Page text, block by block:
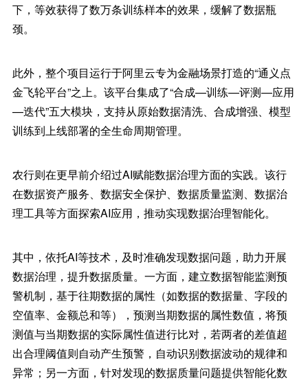
下，等效获得了数万条训练样本的效果，缓解了数据瓶
颈。
此外，整个项目运行于阿里云专为金融场景打造的“通义点
金飞轮平台”之上。该平台集成了“合成—训练—评测—应用
—迭代”五大模块，支持从原始数据清洗、合成增强、模型
训练到上线部署的全生命周期管理。
农行则在更早前介绍过AI赋能数据治理方面的实践。该行
在数据资产服务、数据安全保护、数据质量监测、数据治
理工具等方面探索AI应用，推动实现数据治理智能化。
其中，依托AI等技术，及时准确发现数据问题，助力开展
数据治理，提升数据质量。一方面，建立数据智能监测预
警机制，基于往期数据的属性（如数据的数据量、字段的
空值率、金额总和等），预测当期数据的属性数值，将预
测值与当期数据的实际属性值进行比对，若两者的差值超
出合理阈值则自动产生预警，自动识别数据波动的规律和
异常；另一方面，针对发现的数据质量问题提供智能化数